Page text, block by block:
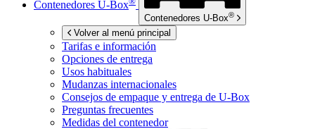
Contenedores U-Box
Contenedores U-Box®
Volver al menú principal
Tarifas e información
Opciones de entrega
Usos habituales
Mudanzas internacionales
Consejos de empaque y entrega de U-Box
Preguntas frecuentes
Medidas del contenedor